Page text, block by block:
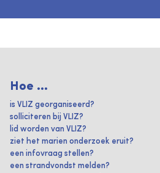
Hoe ...
is VLIZ georganiseerd?
solliciteren bij VLIZ?
lid worden van VLIZ?
ziet het marien onderzoek eruit?
een infovraag stellen?
een strandvondst melden?